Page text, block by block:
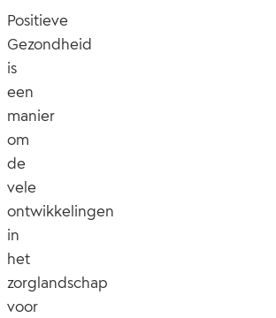
Positieve
Gezondheid
is
een
manier
om
de
vele
ontwikkelingen
in
het
zorglandschap
voor